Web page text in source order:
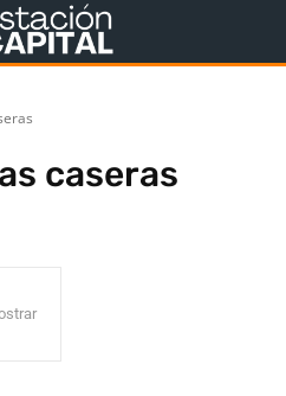
caseras